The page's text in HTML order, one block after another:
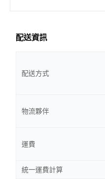
配送資訊
配送方式
物流夥伴
運費
統一運費計算